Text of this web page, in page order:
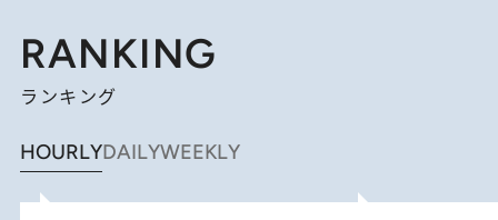
RANKING
ランキング
HOURLYDAILYWEEKLY